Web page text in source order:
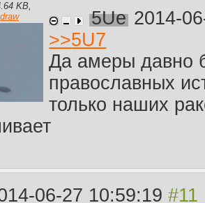
KB,
draw 5Ue 2014-
>>5U7
Да амеры давно
православных
только наших
06-27 10:59:19